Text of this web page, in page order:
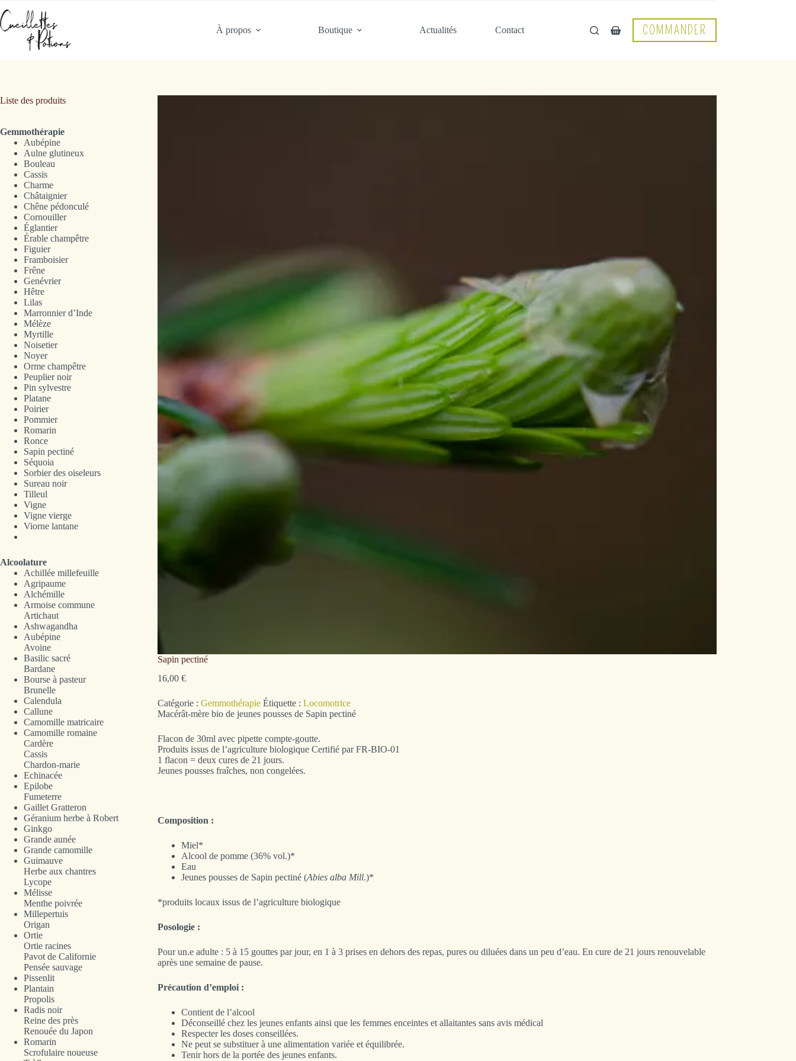
au
contenu
À propos Boutique Actualités Contact
Panier
d’achat
COMMANDER
Sapin pectiné
16,00€
Catégorie :Gemmothérapie Étiquette :Locomotrice
Macérât-mère bio de jeunes pousses de Sapin pectiné
Flacon de 30ml avec pipette compte-goutte.
Produits issus de l’agriculture biologique Certifié par FR-BIO-01
1 flacon = deux cures de 21 jours.
Jeunes pousses fraîches, non congelées.
Composition :
Miel*
Alcool de pomme (36% vol.)*
Eau
Jeunes pousses de Sapin pectiné (Abies alba Mill.)*
*produits locaux issus de l’agriculture biologique
Posologie :
Pour un.e adulte : 5 à 15 gouttes par jour, en 1 à 3 prises en dehors des repas, pures ou diluées dans un peu d’eau. En cure de 21 jours renouvelable
après une semaine de pause.
Précaution d’emploi :
Contient de l’alcool
Déconseillé chez les jeunes enfants ainsi que les femmes enceintes et allaitantes sans avis médical
Respecter les doses conseillées.
Ne peut se substituer à une alimentation variée et équilibrée.
Tenir hors de la portée des jeunes enfants.
Liste des produits
Gemmothérapie
Aubépine
Aulne glutineux
Bouleau
Cassis
Charme
Châtaignier
Chêne pédonculé
Cornouiller
Églantier
Érable champêtre
Figuier
Framboisier
Frêne
Genévrier
Hêtre
Lilas
Marronnier d’Inde
Mélèze
Myrtille
Noisetier
Noyer
Orme champêtre
Peuplier noir
Pin sylvestre
Platane
Poirier
Pommier
Romarin
Ronce
Sapin pectiné
Séquoia
Sorbier des oiseleurs
Sureau noir
Tilleul
Vigne
Vigne vierge
Viorne lantane
Alcoolature
Achillée millefeuille
Agripaume
Alchémille
Armoise commune
Artichaut
Ashwagandha
Aubépine
Avoine
Basilic sacré
Bardane
Bourse à pasteur
Brunelle
Calendula
Callune
Camomille matricaire
Camomille romaine
Cardère
Cassis
Chardon-marie
Echinacée
Epilobe
Fumeterre
Gaillet Gratteron
Géranium herbe à Robert
Ginkgo
Grande aunée
Grande camomille
Guimauve
Herbe aux chantres
Lycope
Mélisse
Menthe poivrée
Millepertuis
Origan
Ortie
Ortie racines
Pavot de Californie
Pensée sauvage
Pissenlit
Plantain
Propolis
Radis noir
Reine des près
Renouée du Japon
Romarin
Scrofulaire noueuse